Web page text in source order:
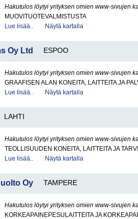
Hakutulos löytyi yrityksen omien www-sivujen
MUOVITUOTEVALMISTUSTA
Lue lisää..
Näytä kartalla
Oy Ltd ESPOO
Hakutulos löytyi yrityksen omien www-sivujen
GRAAFISEN ALAN KONEITA, LAITTEITA JA
Lue lisää..
Näytä kartalla
LAHTI
Hakutulos löytyi yrityksen omien www-sivujen
TEOLLISUUDEN KONEITA, LAITTEITA JA
Lue lisää..
Näytä kartalla
Oy TAMPERE
Hakutulos löytyi yrityksen omien www-sivujen
KORKEAPAINEPESULAITTEITA JA